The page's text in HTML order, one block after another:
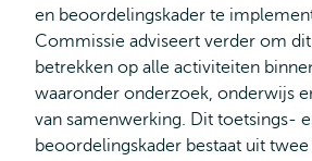
en beoordelingskader te
Commissie adviseert verder om
betrekken op alle activiteiten
waaronder onderzoek, onderwijs
van samenwerking. Dit toetsings-
beoordelingskader bestaat uit